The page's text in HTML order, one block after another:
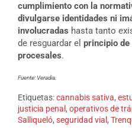
cumplimiento con la
divulgarse identidades ni
involucradas hasta tanto
de resguardar el principio
procesales.
Fuente: Veradia.
Etiquetas:cannabis sativa,
justicia penal , operativos de
Salliqueló, seguridad vial ,